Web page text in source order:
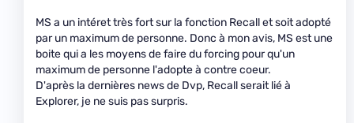
MS a un intéret très fort sur la fonction Recall et soit adopté
par un maximum de personne. Donc à mon avis, MS est une
boite qui a les moyens de faire du forcing pour qu'un
maximum de personne l'adopte à contre coeur.
D'après la dernières news de Dvp, Recall serait lié à
Explorer, je ne suis pas surpris.